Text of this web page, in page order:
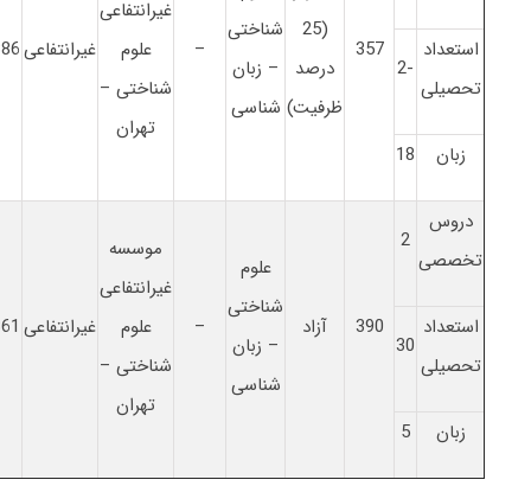
357
(25
درصد
ظرفیت)
شناختی
– زبان
شناسی
–
غیرانتفاعی
علوم
شناختی –
تهران
غیرانتفاعی
استعداد
تحصیلی
-2
زبان 18
دروس
تخصصی
2
390 آزاد
علوم
شناختی
– زبان
شناسی
–
موسسه
غیرانتفاعی
علوم
شناختی –
تهران
غیرانتفاعی
استعداد
تحصیلی
30
زبان 5